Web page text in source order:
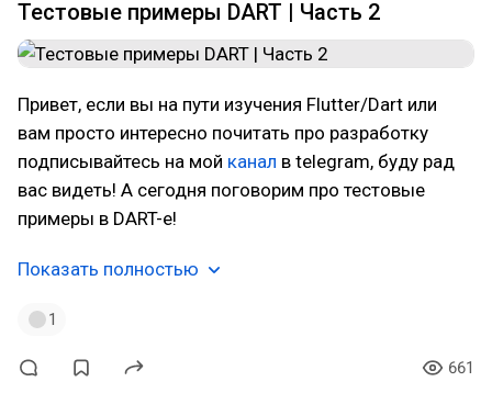
Тестовые примеры DART | Часть 2
Привет, если вы на пути изучения Flutter/Dart или
вам просто интересно почитать про разработку
подписывайтесь на мой канал в telegram, буду рад
вас видеть! А сегодня поговорим про тестовые
примеры в DART-е!
Показать полностью
1
661